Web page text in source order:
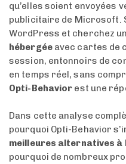
qu’elles soient envoyées
publicitaire de Microsoft.
WordPress et cherchez
hébergéeavec cartes de
session, entonnoirs de
en temps réel, sans
Opti-Behavior est une
Dans cette analyse
pourquoi Opti-Behavior
meilleures alternatives
pourquoi de nombreux